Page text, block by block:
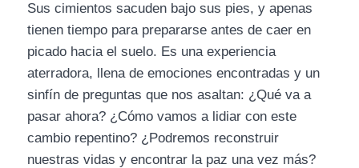
Sus cimientos sacuden bajo sus pies, y apenas
tienen tiempo para prepararse antes de caer en
picado hacia el suelo. Es una experiencia
aterradora, llena de emociones encontradas y un
sinfín de preguntas que nos asaltan: ¿Qué va a
pasar ahora? ¿Cómo vamos a lidiar con este
cambio repentino? ¿Podremos reconstruir
nuestras vidas y encontrar la paz una vez más?